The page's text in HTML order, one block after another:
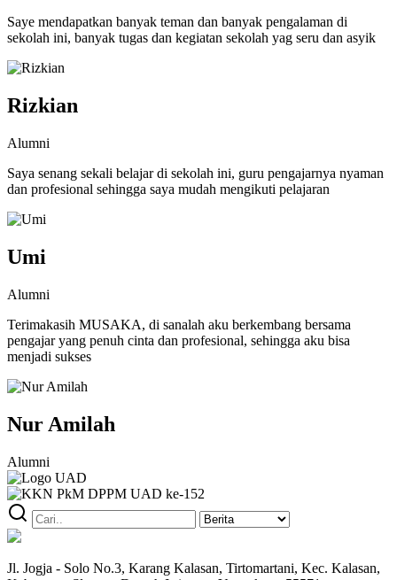
Saye mendapatkan banyak teman dan banyak pengalaman di
sekolah ini, banyak tugas dan kegiatan sekolah yag seru dan asyik
Rizkian
Alumni
Saya senang sekali belajar di sekolah ini, guru pengajarnya nyaman
dan profesional sehingga saya mudah mengikuti pelajaran
Umi
Alumni
Terimakasih MUSAKA, di sanalah aku berkembang bersama
pengajar yang penuh cinta dan profesional, sehingga aku bisa
menjadi sukses
Nur Amilah
Alumni
Jl. Jogja - Solo No.3, Karang Kalasan, Tirtomartani, Kec. Kalasan,